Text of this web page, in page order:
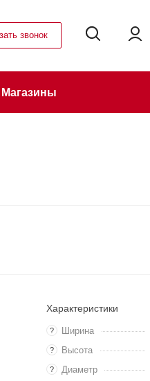
звонок
Магазины
Характеристики
? Ширина
? Высота
? Диаметр